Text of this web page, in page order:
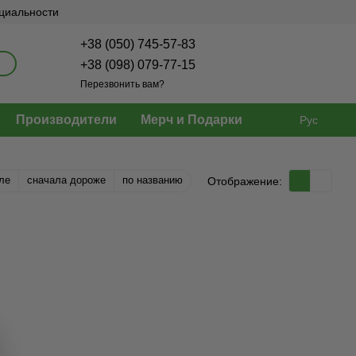
+38 (050) 745-57-83
+38 (098) 079-77-15
Перезвонить вам?
Производители Мерч и Подарки Рус
сначала дороже по названию Отображение: